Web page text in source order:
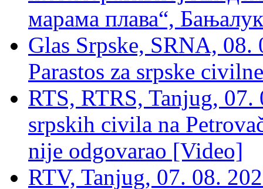
марама плава“,
Glas Srpske, SRNA,
Parastos za srpske
RTS, RTRS, Tanjug,
srpskih civila na
nije odgovarao [Video]
RTV, Tanjug, 07. 08.